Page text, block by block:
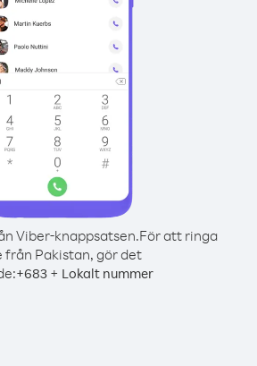
Viber-knappsatsen.För att ringa
från Pakistan, gör det
+683 + Lokalt nummer